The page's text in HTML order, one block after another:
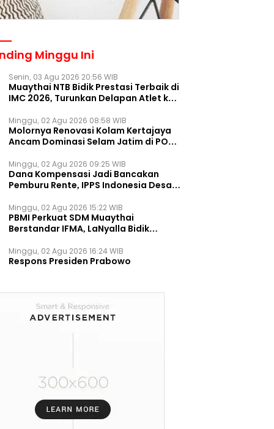
Minggu Ini
Senin, 03 Agu 2026 20:56 WIB
Muaythai NTB Bidik Prestasi Terbaik di
IMC 2026, Turunkan Delapan Atlet ke
Minggu, 02 Agu 2026 08:58 WIB
Molornya Renovasi Kolam Kertajaya
Ancam Dominasi Selam Jatim di PON
Minggu, 02 Agu 2026 09:25 WIB
Dana Kompensasi Jadi Bancakan
Pemburu Rente, IPPS Indonesia Desak
Permanen
Minggu, 02 Agu 2026 15:22 WIB
PBMI Perkuat SDM Muaythai
Berstandar IFMA, LaNyalla Bidik
Minggu, 02 Agu 2026 16:24 WIB
Respons Presiden Prabowo